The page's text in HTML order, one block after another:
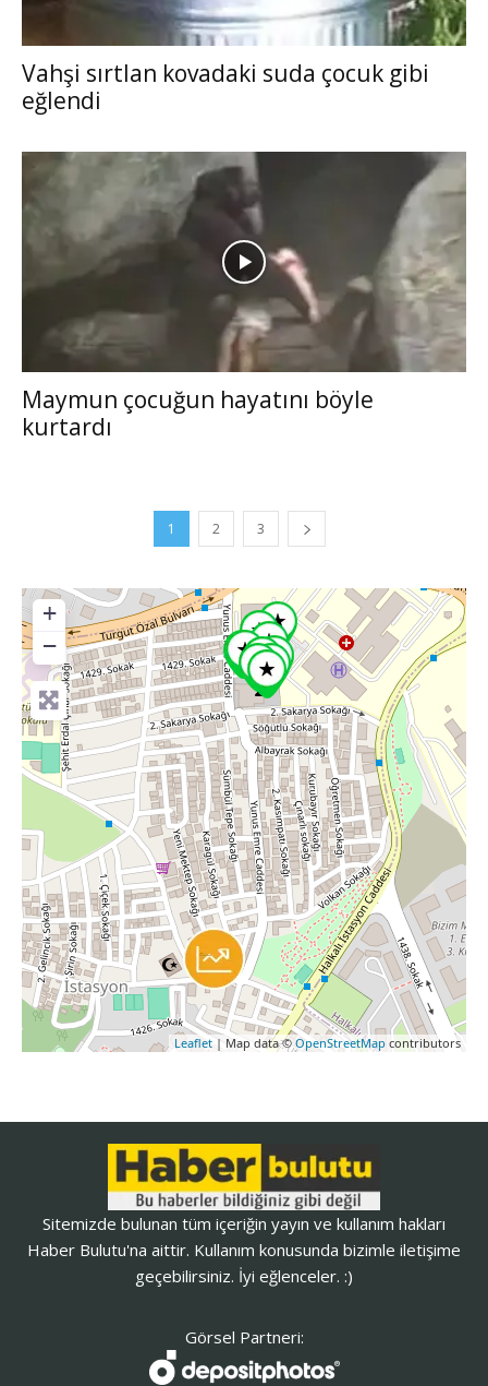
Vahşi sırtlan kovadaki suda çocuk gibi
eğlendi
Maymun çocuğun hayatını böyle
kurtardı
1 2 3
+
−
Leaflet | Map data © OpenStreetMap contributors
Sitemizde bulunan tüm içeriğin yayın ve kullanım hakları
Haber Bulutu'na aittir. Kullanım konusunda bizimle iletişime
geçebilirsiniz. İyi eğlenceler. :)
Görsel Partneri: